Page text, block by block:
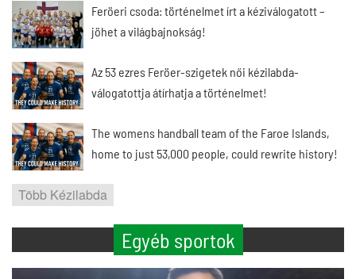
Feröeri csoda: történelmet írt a kéziválogatott –
jöhet a világbajnokság!
Az 53 ezres Feröer-szigetek női kézilabda-
válogatottja átírhatja a történelmet!
The womens handball team of the Faroe Islands,
home to just 53,000 people, could rewrite history!
Több Kézilabda
Egyéb sportok